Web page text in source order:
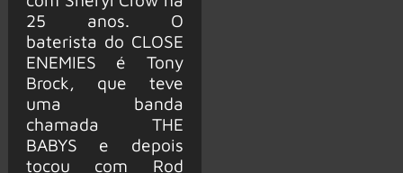
25 anos. O
baterista do CLOSE
ENEMIES é Tony
Brock, que teve
uma banda
chamada THE
BABYS e depois
tocou com Rod